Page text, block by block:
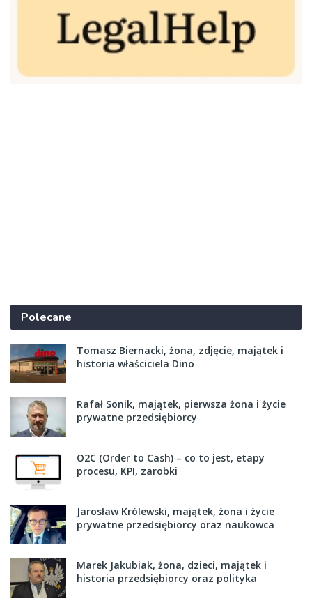
Polecane
Tomasz Biernacki, żona, zdjęcie, majątek i
historia właściciela Dino
Rafał Sonik, majątek, pierwsza żona i życie
prywatne przedsiębiorcy
O2C (Order to Cash) – co to jest, etapy
procesu, KPI, zarobki
Jarosław Królewski, majątek, żona i życie
prywatne przedsiębiorcy oraz naukowca
Marek Jakubiak, żona, dzieci, majątek i
historia przedsiębiorcy oraz polityka